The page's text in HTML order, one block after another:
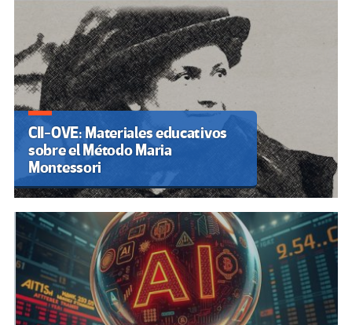
CII-OVE: Materiales educativos
sobre el Método Maria
Montessori